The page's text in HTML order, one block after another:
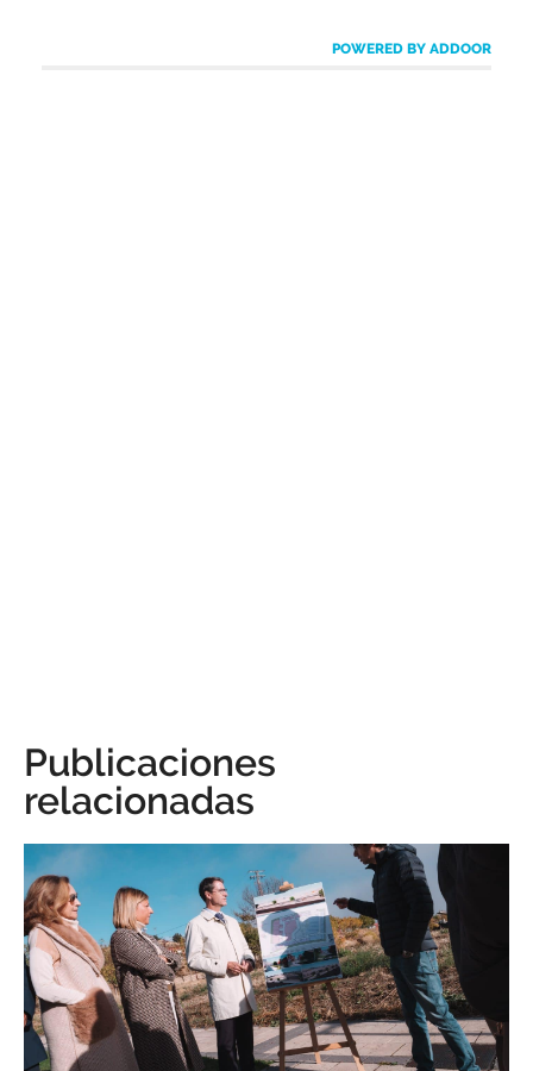
POWERED BY ADDOOR
Publicaciones
relacionadas